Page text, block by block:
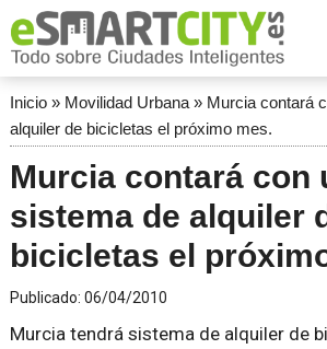
Inicio» Movilidad Urbana» Murcia contará
alquiler de bicicletas el próximo mes.
Murcia contará con
sistema de alquiler
bicicletas el
Publicado: 06/04/2010
Murcia tendrá sistema de alquiler de